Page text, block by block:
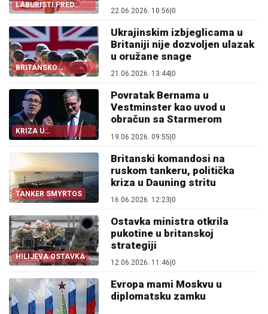
LABURISTI PRED
IZBOROM
22.06.2026. 10:56 0
BRITANSKO
MINISTARSTVO
Ukrajinskim izbjeglicama u
Britaniji nije dozvoljen ulazak
u oružane snage
21.06.2026. 13:44 0
KRIZA U
LABURISTIČKOJ
Povratak Bernama u
Vestminster kao uvod u
obračun sa Starmerom
19.06.2026. 09:55|0
TANKER SMYRTOS
Britanski komandosi na
ruskom tankeru, politička
kriza u Dauning stritu
16.06.2026. 12:23 0
HILIJEVA OSTAVKA
Ostavka ministra otkrila
pukotine u britanskoj
strategiji
12.06.2026. 11:46 0
Evropa mami Moskvu u
diplomatsku zamku